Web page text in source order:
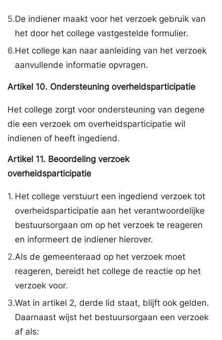
5.De indiener maakt voor het verzoek gebruik van
het door het college vastgestelde formulier.
6.Het college kan naar aanleiding van het verzoek
aanvullende informatie opvragen.
Artikel 10. Ondersteuning overheidsparticipatie
Het college zorgt voor ondersteuning van degene
die een verzoek om overheidsparticipatie wil
indienen of heeft ingediend.
Artikel 11. Beoordeling verzoek
overheidsparticipatie
1. Het college verstuurt een ingediend verzoek tot
overheidsparticipatie aan het verantwoordelijke
bestuursorgaan om op het verzoek te reageren
en informeert de indiener hierover.
2.Als de gemeenteraad op het verzoek moet
reageren, bereidt het college de reactie op het
verzoek voor.
3.Wat in artikel 2, derde lid staat, blijft ook gelden.
Daarnaast wijst het bestuursorgaan een verzoek
af als: